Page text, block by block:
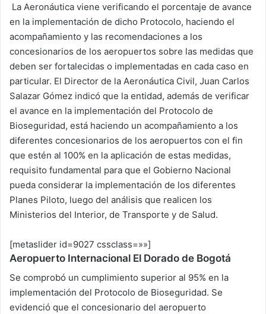
La Aeronáutica viene verificando el porcentaje de avance
en la implementación de dicho Protocolo, haciendo el
acompañamiento y las recomendaciones a los
concesionarios de los aeropuertos sobre las medidas que
deben ser fortalecidas o implementadas en cada caso en
particular. El Director de la Aeronáutica Civil, Juan Carlos
Salazar Gómez indicó que la entidad, además de verificar
el avance en la implementación del Protocolo de
Bioseguridad, está haciendo un acompañamiento a los
diferentes concesionarios de los aeropuertos con el fin
que estén al 100% en la aplicación de estas medidas,
requisito fundamental para que el Gobierno Nacional
pueda considerar la implementación de los diferentes
Planes Piloto, luego del análisis que realicen los
Ministerios del Interior, de Transporte y de Salud.
[metaslider id=9027 cssclass=»»]
Aeropuerto Internacional El Dorado de Bogotá
Se comprobó un cumplimiento superior al 95% en la
implementación del Protocolo de Bioseguridad. Se
evidenció que el concesionario del aeropuerto